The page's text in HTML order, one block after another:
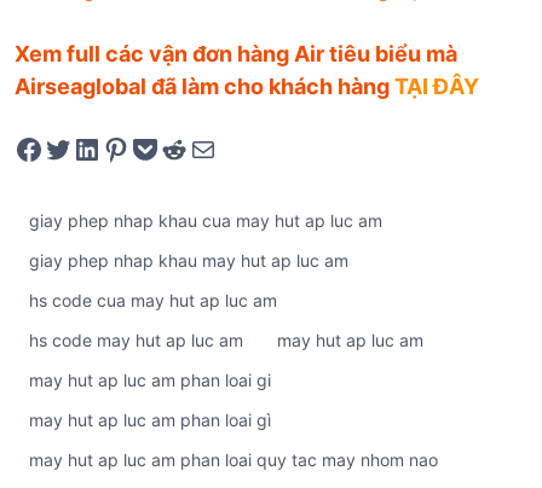
Xem full các vận đơn hàng Air tiêu biểu mà
Airseaglobal đã làm cho khách hàngTẠI ĐÂY
Share on Facebook Tweet on Twitter Share on LinkedIn Pin on Pinterest Save to pocket Share on Reddit Share via Email
giay phep nhap khau cua may hut ap luc am
giay phep nhap khau may hut ap luc am
hs code cua may hut ap luc am
hs code may hut ap luc am
may hut ap luc am
may hut ap luc am phan loai gi
may hut ap luc am phan loai gì
may hut ap luc am phan loai quy tac may nhom nao